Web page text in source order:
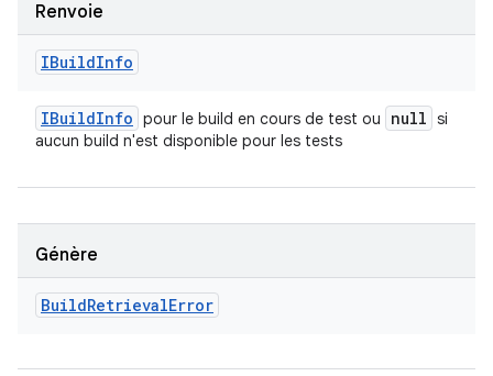
Renvoie
IBuildInfo
IBuildInfo pour le build en cours de test ou null si
aucun build n'est disponible pour les tests
Génère
BuildRetrievalError